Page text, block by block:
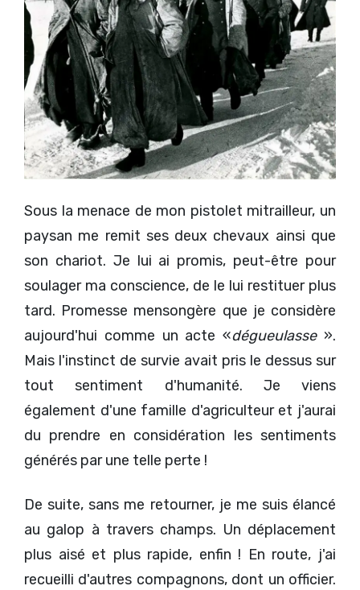
Sous la menace de mon pistolet mitrailleur, un
paysan me remit ses deux chevaux ainsi que
son chariot. Je lui ai promis, peut-être pour
soulager ma conscience, de le lui restituer plus
tard. Promesse mensongère que je considère
aujourd'hui comme un acte «dégueulasse».
Mais l'instinct de survie avait pris le dessus sur
tout sentiment d'humanité. Je viens
également d'une famille d'agriculteur et j'aurai
du prendre en considération les sentiments
générés par une telle perte !
De suite, sans me retourner, je me suis élancé
au galop à travers champs. Un déplacement
plus aisé et plus rapide, enfin ! En route, j'ai
recueilli d'autres compagnons, dont un officier.